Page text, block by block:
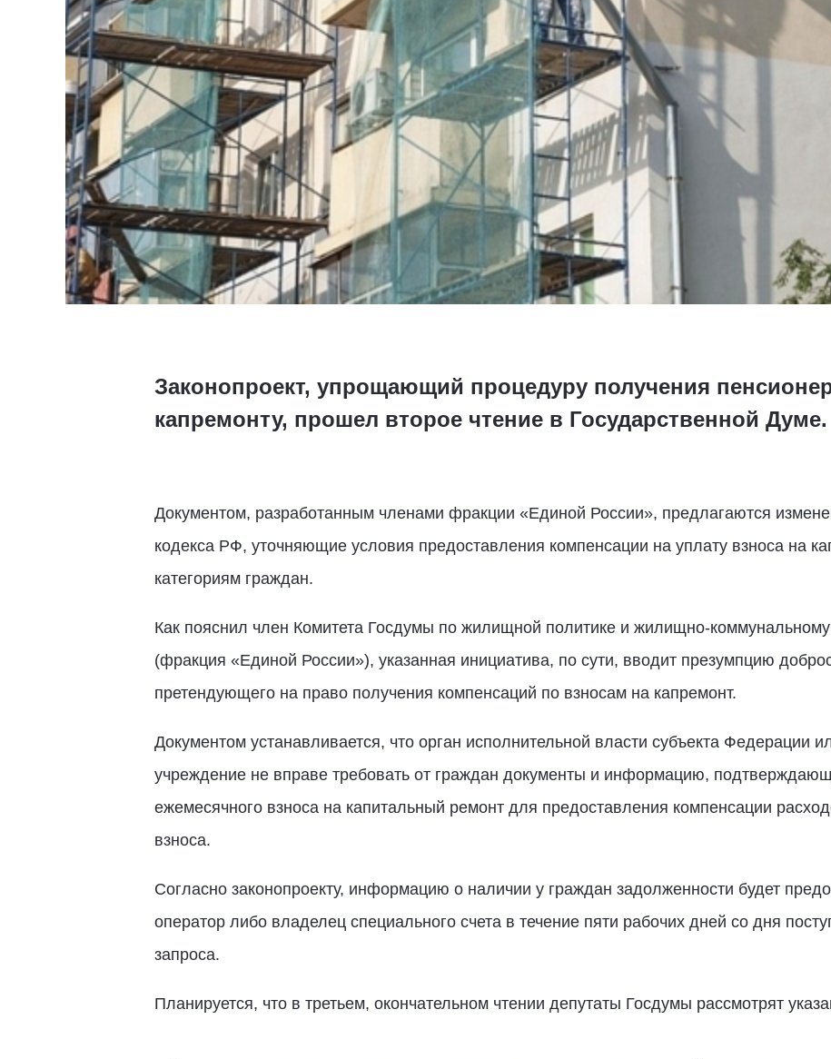
Законопроект, упрощающий процедуру получения
капремонту, прошел второе чтение в Государственной Думе.
Документом, разработанным членами фракции «Единой России», предлагаются
кодекса РФ, уточняющие условия предоставления компенсации на уплату взноса на
категориям граждан.
Как пояснил член Комитета Госдумы по жилищной политике и жилищно-коммунальному
(фракция «Единой России»), указанная инициатива, по сути, вводит презумпцию
претендующего на право получения компенсаций по взносам на капремонт.
Документом устанавливается, что орган исполнительной власти субъекта Федерации
учреждение не вправе требовать от граждан документы и информацию,
ежемесячного взноса на капитальный ремонт для предоставления компенсации
взноса.
Согласно законопроекту, информацию о наличии у граждан задолженности будет
оператор либо владелец специального счета в течение пяти рабочих дней со дня
запроса.
Планируется, что в третьем, окончательном чтении депутаты Госдумы рассмотрят